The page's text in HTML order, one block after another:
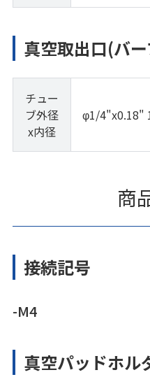
真空取出口(バ
チュー
ブ外径
x内径
φ1/4"x0.18"
商
接続記号
-M4
真空パッドホル